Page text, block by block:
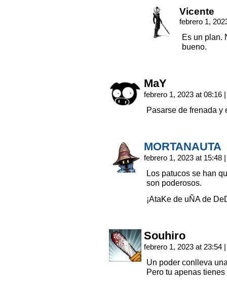
Vicente
febrero 1,
Es un plan.
bueno.
MaY
febrero 1, 2023 at 08:16 |
Pasarse de frenada y
MORTANAUTA
febrero 1, 2023 at 15:48 |
Los patucos se han
son poderosos.
¡AtaKe de uÑA de
Souhiro
febrero 1, 2023 at 23:54 |
Un poder conlleva
Pero tu apenas tienes